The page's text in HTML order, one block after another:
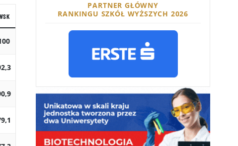
PARTNER GŁÓWNY
RANKINGU SZKÓŁ WYŻSZYCH 2026